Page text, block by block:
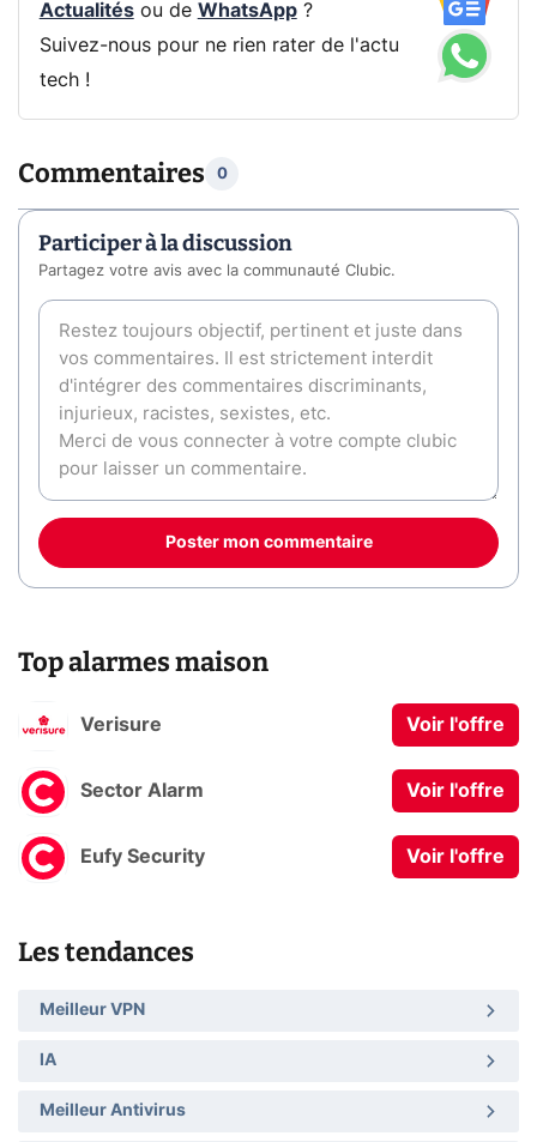
Actualitésou de WhatsApp?
Suivez-nous pour ne rien rater de l'actu
tech !
Commentaires 0
Participer à la discussion
Partagez votre avis avec la communauté Clubic.
Poster mon commentaire
Top alarmes maison
Verisure Voir l'offre
Sector Alarm Voir l'offre
Eufy Security Voir l'offre
Les tendances
Meilleur VPN
IA
Meilleur Antivirus